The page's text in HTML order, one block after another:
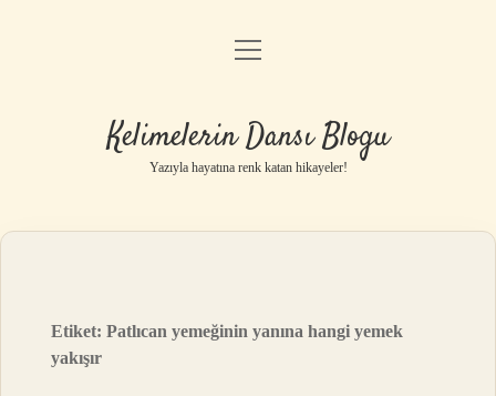
Anasayfa
Yasal Uyarı
menüyü
Kelimelerin Dansı Blogu
Yazıyla hayatına renk katan hikayeler!
Etiket:Patlıcan yemeğinin yanına hangi yemek
yakışır